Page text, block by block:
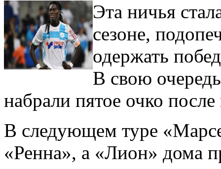
Эта ничья
сезоне,
одержать
В свою
набрали пятое очко после
В следующем туре
«Ренна», а «Лион» дома